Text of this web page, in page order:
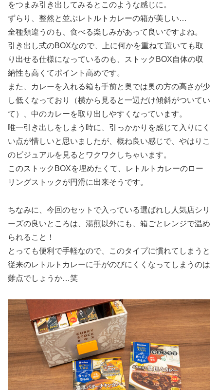
をつまみ引き出してみるとこのような感じに。
ずらり、整然と並ぶレトルトカレーの箱が美しい…
全種類違うのも、食べる楽しみがあって良いですよね。
引き出し式のBOXなので、上に何かを重ねて置いても取
り出せる仕様になっているのも、ストックBOX自体の収
納性も高くてポイント高めです。
また、カレーを入れる箱も手前と奥では奥の方の高さが少
し低くなっており（横から見ると一辺だけ傾斜がついてい
て）、中のカレーを取り出しやすくなっています。
唯一引き出しをしまう時に、引っかかりを感じて入りにく
い点が惜しいと思いましたが、概ね良い感じで、やはりこ
のビジュアルを見るとワクワクしちゃいます。
このストックBOXを埋めたくて、レトルトカレーのロー
リングストックが円滑に出来そうです。
ちなみに、今回のセットで入っている選ばれし人気店シリ
ーズの良いところは、湯煎以外にも、箱ごとレンジで温め
られること！
とっても便利で手軽なので、このタイプに慣れてしまうと
従来のレトルトカレーに手がのびにくくなってしまうのは
難点でしょうか…笑